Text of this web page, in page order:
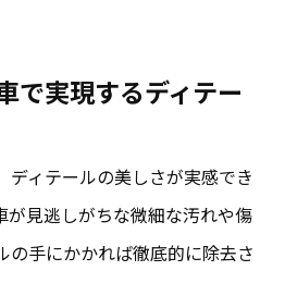
で実現するディテー
ディテールの美しさが実感でき
が見逃しがちな微細な汚れや傷
の手にかかれば徹底的に除去さ